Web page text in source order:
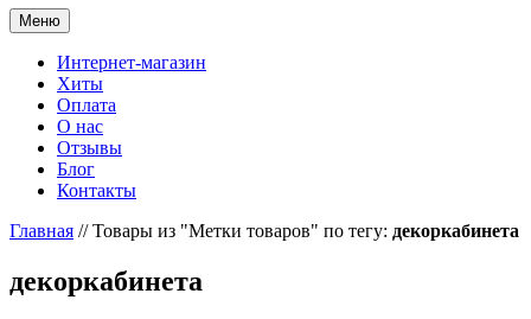
Меню
Интернет-магазин
Хиты
Оплата
О нас
Отзывы
Блог
Контакты
Главная //Товары из "Метки товаров" по тегу: декоркабинета
декоркабинета